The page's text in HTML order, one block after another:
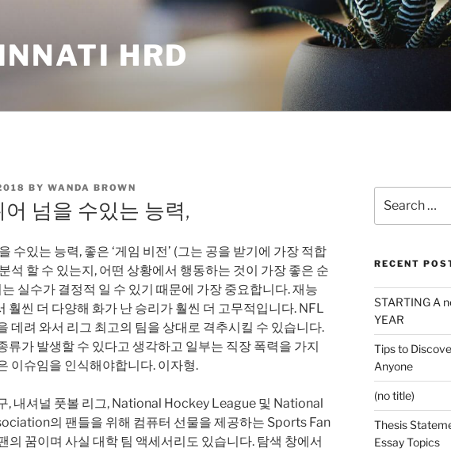
HRD
BY WANDA BROWN
어 넘을 수있는 능력,
수있는 능력, 좋은 ‘게임 비전’ (그는 공을 받기에 가장 적합
석 할 수 있는지, 어떤 상황에서 행동하는 것이 가장 좋은 순
실수가 결정적 일 수 있기 때문에 가장 중요합니다. 재능
훨씬 더 다양해 화가 난 승리가 훨씬 더 고무적입니다. NFL
데려 와서 리그 최고의 팀을 상대로 격추시킬 수 있습니다.
류가 발생할 수 있다고 생각하고 일부는 직장 폭력을 가지
이슈임을 인식해야합니다. 이자형.
, 내셔널 풋볼 리그, National Hockey League 및 National
의 팬들을 위해 컴퓨터 선물을 제공하는 Sports Fan
의 꿈이며 사실 대학 팀 액세서리도 있습니다. 탐색 창에서
for:
RECENT
STARTING A
YEAR
Tips to
Anyone
(no title)
Thesis
Essay Topics